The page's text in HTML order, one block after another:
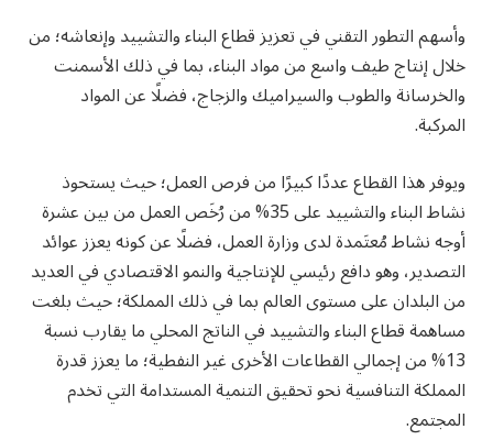
وأسهم التطور التقني في تعزيز قطاع البناء والتشييد وإنعاشه؛ من
خلال إنتاج طيف واسع من مواد البناء، بما في ذلك الأسمنت
والخرسانة والطوب والسيراميك والزجاج، فضلًا عن المواد
المركبة.
ويوفر هذا القطاع عددًا كبيرًا من فرص العمل؛ حيث يستحوذ
نشاط البناء والتشييد على 35% من رُخَص العمل من بين عشرة
أوجه نشاط مُعتَمدة لدى وزارة العمل، فضلًا عن كونه يعزز عوائد
التصدير، وهو دافع رئيسي للإنتاجية والنمو الاقتصادي في العديد
من البلدان على مستوى العالم بما في ذلك المملكة؛ حيث بلغت
مساهمة قطاع البناء والتشييد في الناتج المحلي ما يقارب نسبة
13% من إجمالي القطاعات الأخرى غير النفطية؛ ما يعزز قدرة
المملكة التنافسية نحو تحقيق التنمية المستدامة التي تخدم
المجتمع.